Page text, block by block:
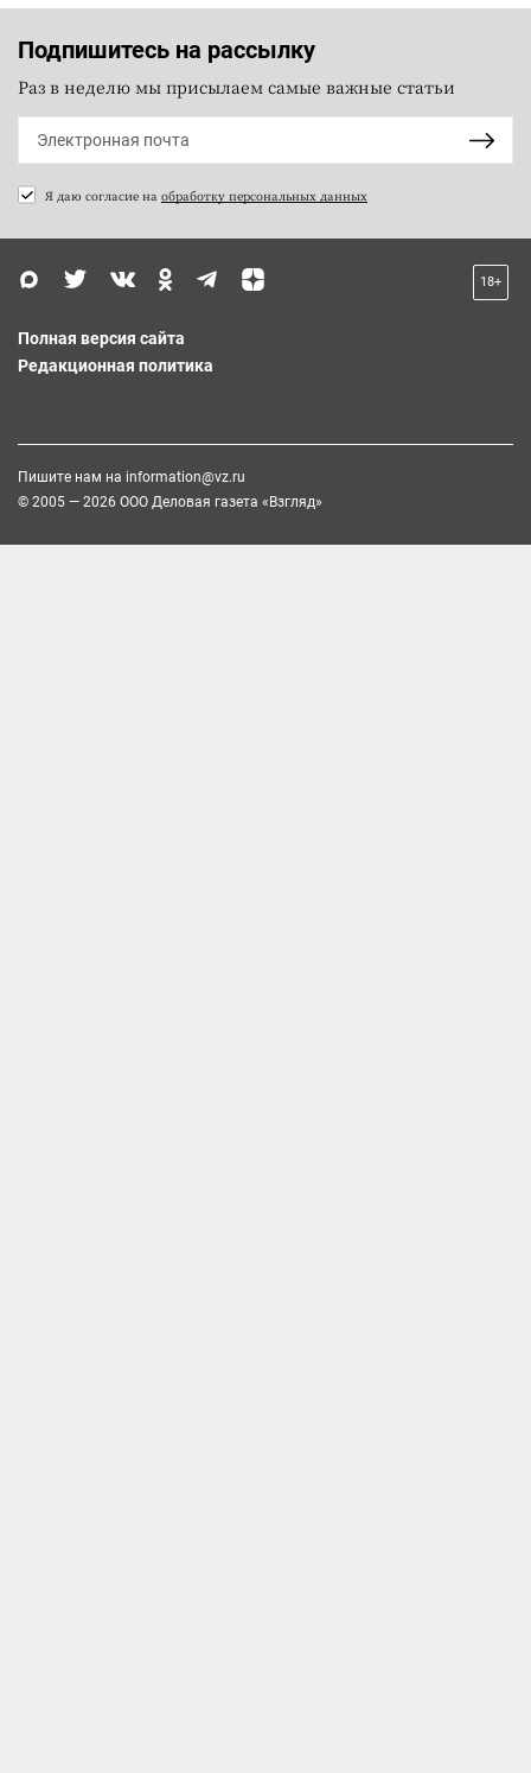
Подпишитесь на рассылку
Раз в неделю мы присылаем самые важные статьи
Я даю согласие на обработку персональных данных
18+
Полная версия сайта
Редакционная политика
Пишите нам на information@vz.ru
© 2005 — 2026 ООО Деловая газета «Взгляд»